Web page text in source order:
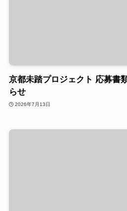
京都未踏プロジェクト 応募書
らせ
2026年7月13日